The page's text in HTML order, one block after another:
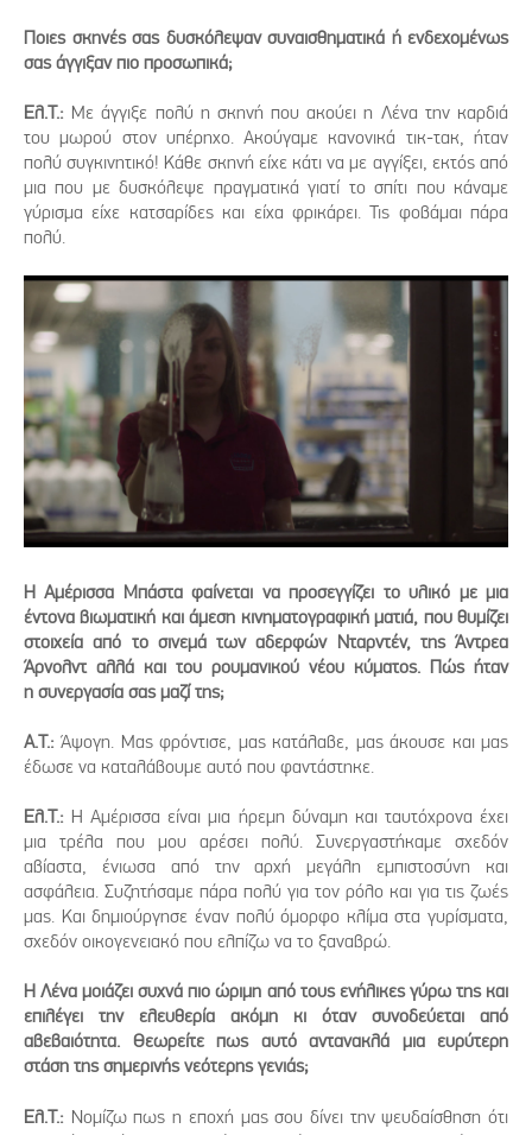
Ποιες σκηνές σας δυσκόλεψαν συναισθηματικά ή ενδεχομένως
σας άγγιξαν πιο προσωπικά;
Ελ.Τ.: Με άγγιξε πολύ η σκηνή που ακούει η Λένα την καρδιά
του μωρού στον υπέρηχο. Ακούγαμε κανονικά τικ-τακ, ήταν
πολύ συγκινητικό! Κάθε σκηνή είχε κάτι να με αγγίξει, εκτός από
μια που με δυσκόλεψε πραγματικά γιατί το σπίτι που κάναμε
γύρισμα είχε κατσαρίδες και είχα φρικάρει. Τις φοβάμαι πάρα
πολύ.
Η Αμέρισσα Μπάστα φαίνεται να προσεγγίζει το υλικό με μια
έντονα βιωματική και άμεση κινηματογραφική ματιά, που θυμίζει
στοιχεία από το σινεμά των αδερφών Νταρντέν, της Άντρεα
Άρνολντ αλλά και του ρουμανικού νέου κύματος. Πώς ήταν
η συνεργασία σας μαζί της;
Α.Τ.:Άψογη. Μας φρόντισε, μας κατάλαβε, μας άκουσε και μας
έδωσε να καταλάβουμε αυτό που φαντάστηκε.
Ελ.Τ.: Η Αμέρισσα είναι μια ήρεμη δύναμη και ταυτόχρονα έχει
μια τρέλα που μου αρέσει πολύ. Συνεργαστήκαμε σχεδόν
αβίαστα, ένιωσα από την αρχή μεγάλη εμπιστοσύνη και
ασφάλεια. Συζητήσαμε πάρα πολύ για τον ρόλο και για τις ζωές
μας. Και δημιούργησε έναν πολύ όμορφο κλίμα στα γυρίσματα,
σχεδόν οικογενειακό που ελπίζω να το ξαναβρώ.
Η Λένα μοιάζει συχνά πιο ώριμη από τους ενήλικες γύρω της και
επιλέγει την ελευθερία ακόμη κι όταν συνοδεύεται από
αβεβαιότητα. Θεωρείτε πως αυτό αντανακλά μια ευρύτερη
στάση της σημερινής νεότερης γενιάς;
Ελ.Τ.: Νομίζω πως η εποχή μας σου δίνει την ψευδαίσθηση ότι